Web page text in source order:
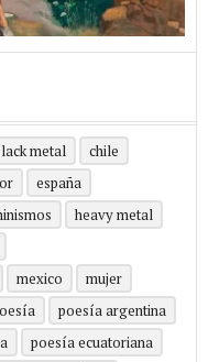
metal
chile
españa
heavy metal
mexico
mujer
poesía argentina
poesía ecuatoriana